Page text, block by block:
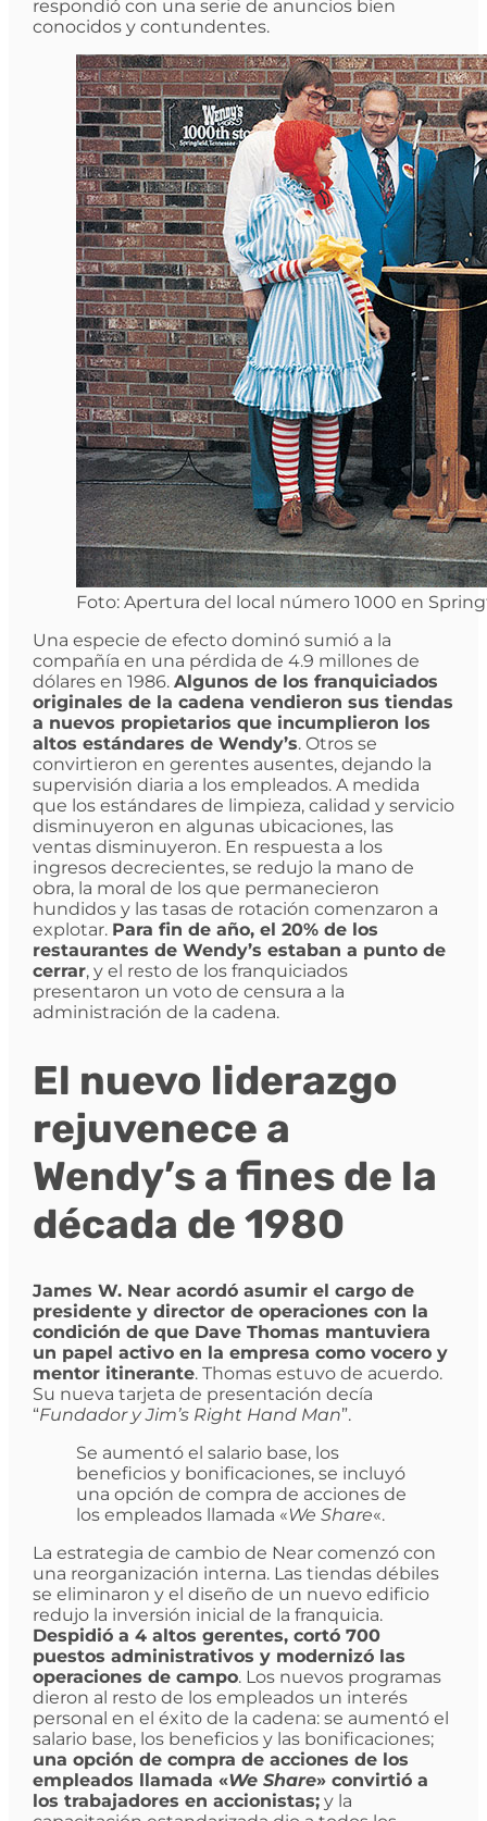
respondió con una serie de anuncios bien
conocidos y contundentes.
Foto: Apertura del local número 1000 en
Una especie de efecto dominó sumió a la
compañía en una pérdida de 4.9 millones de
dólares en 1986. Algunos de los franquiciados
originales de la cadena vendieron sus tiendas
a nuevos propietarios que incumplieron los
altos estándares de Wendy’s. Otros se
convirtieron en gerentes ausentes, dejando la
supervisión diaria a los empleados. A medida
que los estándares de limpieza, calidad y servicio
disminuyeron en algunas ubicaciones, las
ventas disminuyeron. En respuesta a los
ingresos decrecientes, se redujo la mano de
obra, la moral de los que permanecieron
hundidos y las tasas de rotación comenzaron a
explotar. Para fin de año, el 20% de los
restaurantes de Wendy’s estaban a punto de
cerrar, y el resto de los franquiciados
presentaron un voto de censura a la
administración de la cadena.
El nuevo liderazgo
rejuvenece a
Wendy’s a fines de la
década de 1980
James W. Near acordó asumir el cargo de
presidente y director de operaciones con la
condición de que Dave Thomas mantuviera
un papel activo en la empresa como vocero y
mentor itinerante. Thomas estuvo de acuerdo.
Su nueva tarjeta de presentación decía
“Fundador y Jim’s Right Hand Man”.
Se aumentó el salario base, los
beneficios y bonificaciones, se incluyó
una opción de compra de acciones de
los empleados llamada «We Share«.
La estrategia de cambio de Near comenzó con
una reorganización interna. Las tiendas débiles
se eliminaron y el diseño de un nuevo edificio
redujo la inversión inicial de la franquicia.
Despidió a 4 altos gerentes, cortó 700
puestos administrativos y modernizó las
operaciones de campo. Los nuevos programas
dieron al resto de los empleados un interés
personal en el éxito de la cadena: se aumentó el
salario base, los beneficios y las bonificaciones;
una opción de compra de acciones de los
empleados llamada «We Share» convirtió a
los trabajadores en accionistas;y la